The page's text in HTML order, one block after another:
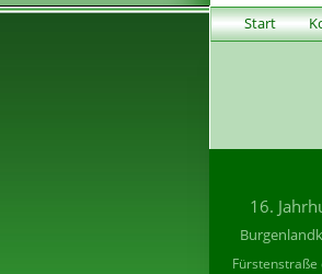
Start
16.